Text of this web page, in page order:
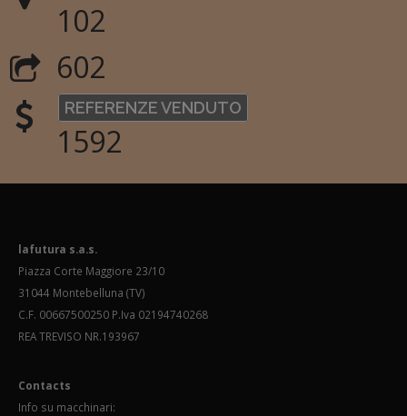
102
602
REFERENZE VENDUTO
1592
lafutura s.a.s.
Piazza Corte Maggiore 23/10
31044 Montebelluna (TV)
C.F. 00667500250 P.Iva 02194740268
REA TREVISO NR.193967
Contacts
Info su macchinari: